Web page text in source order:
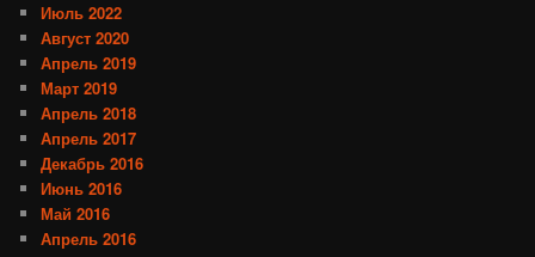
Июль 2022
Август 2020
Апрель 2019
Март 2019
Апрель 2018
Апрель 2017
Декабрь 2016
Июнь 2016
Май 2016
Апрель 2016